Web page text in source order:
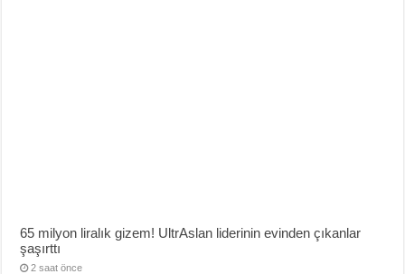
65 milyon liralık gizem! UltrAslan liderinin evinden çıkanlar
şaşırttı
2 saat önce